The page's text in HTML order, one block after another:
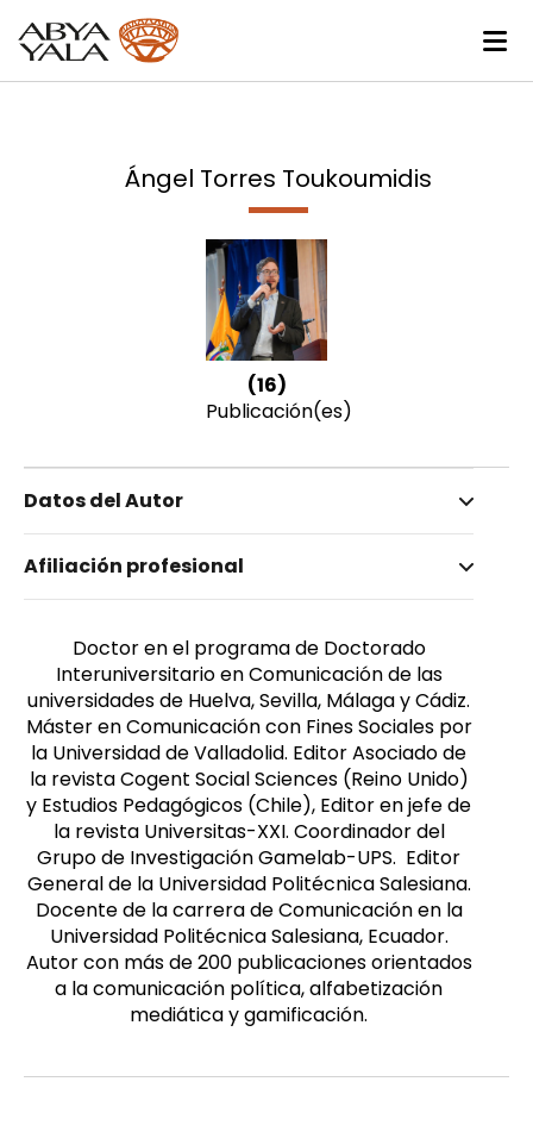
Ángel Torres Toukoumidis
(16)
Publicación(es)
Datos del Autor
Torres Toukoumidis, Ángel
Masculino
Afiliación profesional
Universidad Politécnica Salesiana
Doctor en el programa de Doctorado
Interuniversitario en Comunicación de las
universidades de Huelva, Sevilla, Málaga y Cádiz.
Máster en Comunicación con Fines Sociales por
la Universidad de Valladolid. Editor Asociado de
la revista Cogent Social Sciences (Reino Unido)
y Estudios Pedagógicos (Chile), Editor en jefe de
la revista Universitas-XXI. Coordinador del
Grupo de Investigación Gamelab-UPS. Editor
General de la Universidad Politécnica Salesiana.
Docente de la carrera de Comunicación en la
Universidad Politécnica Salesiana, Ecuador.
Autor con más de 200 publicaciones orientados
a la comunicación política, alfabetización
mediática y gamificación.